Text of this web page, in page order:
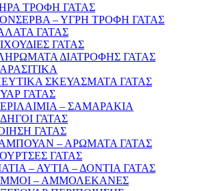
ΤΡΟΦΗ ΓΑΤΑΣ
– ΥΓΡΗ ΤΡΟΦΗ ΓΑΤΑΣ
ΓΑΤΑΣ
ΓΑΤΑΣ
ΔΙΑΤΡΟΦΗΣ ΓΑΤΑΣ
ΣΚΕΥΑΣΜΑΤΑ ΓΑΤΑΣ
ΓΑΤΑΣ
– ΣΑΜΑΡΑΚΙΑ
ΓΑΤΑΣ
ΓΑΤΑΣ
– ΑΡΩΜΑΤΑ ΓΑΤΑΣ
ΓΑΤΑΣ
– ΑΥΤΙΑ – ΔΟΝΤΙΑ ΓΑΤΑΣ
– ΑΜΜΟΛΕΚΑΝΕΣ